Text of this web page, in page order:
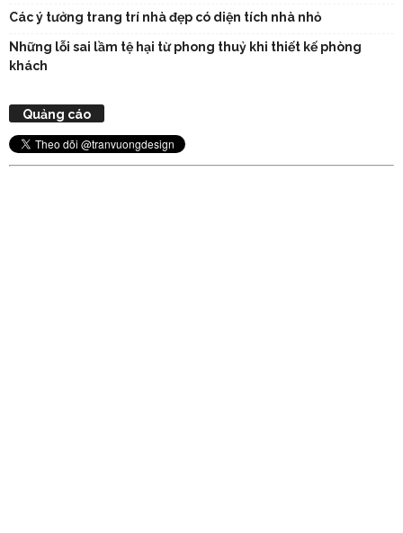
Các ý tưởng trang trí nhà đẹp có diện tích nhà nhỏ
Những lỗi sai lầm tệ hại từ phong thuỷ khi thiết kế phòng
khách
Quảng cáo